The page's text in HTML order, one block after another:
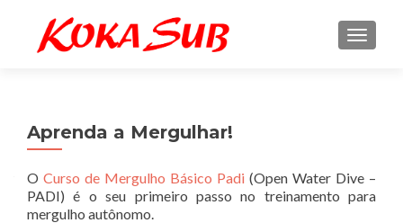
Aprenda a Mergulhar!
O Curso de Mergulho Básico Padi (Open Water Dive –
PADI) é o seu primeiro passo no treinamento para
mergulho autônomo.